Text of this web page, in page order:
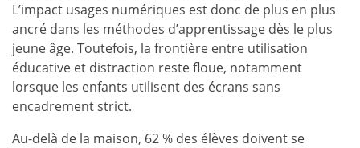
L’impact usages numériques est donc de plus en plus
ancré dans les méthodes d’apprentissage dès le plus
jeune âge. Toutefois, la frontière entre utilisation
éducative et distraction reste floue, notamment
lorsque les enfants utilisent des écrans sans
encadrement strict.
Au-delà de la maison, 62 % des élèves doivent se